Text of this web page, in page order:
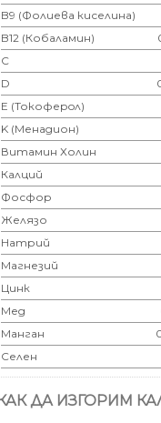
B9 (Фолиева киселина)
B12 (Кобаламин)
C
D
E (Токоферoл)
K (Менадион)
Витамин Холин
Калций
Фосфор
Желязо
Натрий
Магнезий
Цинк
Мед
Манган
Селен
КАК ДА ИЗГОРИМ